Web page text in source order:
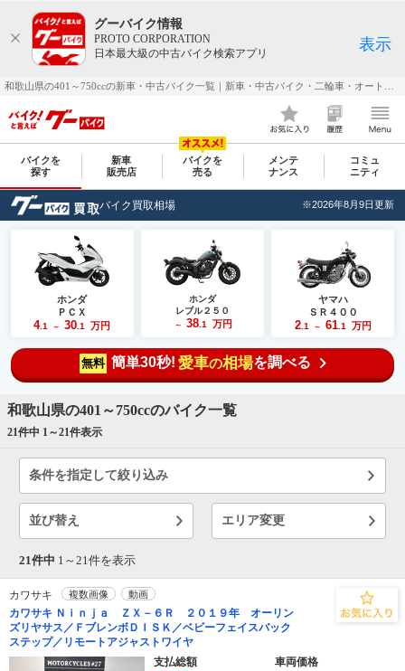
グーバイク情報
PROTO CORPORATION
日本最大級の中古バイク検索アプリ
表示
バイクを
探す
新車
販売店
バイクを
売る
メンテ
ナンス
コミュ
ニティ
バイク買取相場 ※2026年8月9日更新
ホンダ
ＰＣＸ
4.1 ～ 30 .1 万円
ホンダ
レブル２５０
～ 38.1 万円
ヤマハ
ＳＲ４００
2.1 ～ 61.1 万円
無料 簡単30秒! 愛車の相場を調べる
和歌山県の401～750ccのバイク一覧
21件中 1～21件表示
条件を指定して絞り込み
並び替え エリア変更
21件中 1～ 21件を表示
カワサキ 複数画像 動画
カワサキ Ｎｉｎｊａ ＺＸ－６Ｒ ２０１９年 オーリン
ズリヤサス／ＦブレンボＤＩＳＫ／ベビーフェイスバック
ステップ／リモートアジャストワイヤ
支払総額
車両価格